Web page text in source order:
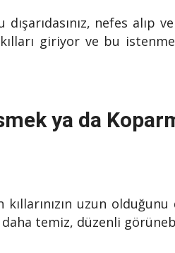
nefes
giriyor ve bu
ya da
uzun
temiz, düzenli